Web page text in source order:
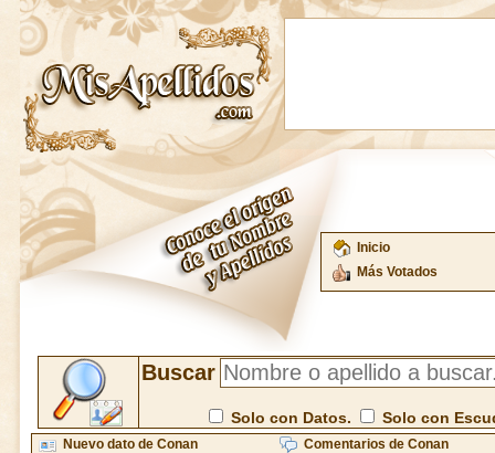
Inicio
Más Votados
Buscar
Solo con Datos. Solo con
Nuevo dato de Conan Comentarios de Conan